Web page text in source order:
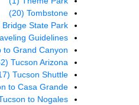
Tombstone
(20)
State Park
Guidelines
to Grand Canyon
Tucson Arizona
Tucson Shuttle
to Casa Grande
to Nogales